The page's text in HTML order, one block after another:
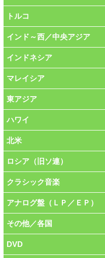
トルコ
インド～西／中央アジア
インドネシア
マレイシア
東アジア
ハワイ
北米
ロシア（旧ソ連）
クラシック音楽
アナログ盤（ＬＰ／ＥＰ）
その他／各国
DVD